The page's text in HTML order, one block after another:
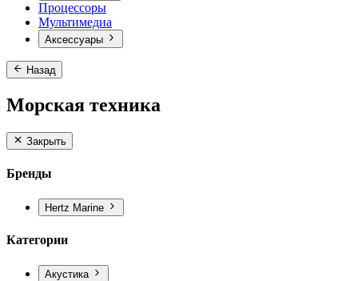
Процессоры
Мультимедиа
Аксессуары
Назад
Морская техника
Закрыть
Бренды
Hertz Marine
Категории
Акустика